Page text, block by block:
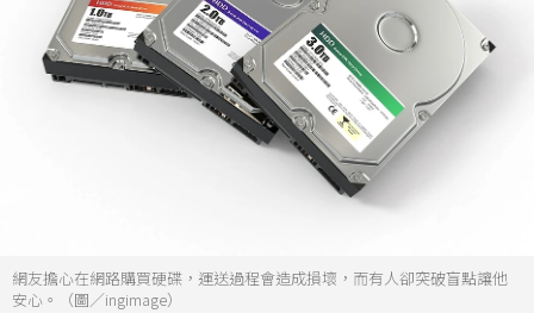
網友擔心在網路購買硬碟，運送過程會造成損壞，而有人卻突破盲點讓他
安心。（圖／ingimage）